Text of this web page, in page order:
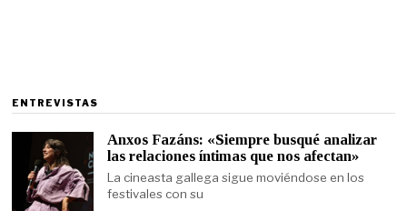
ENTREVISTAS
Anxos Fazáns: «Siempre busqué analizar
las relaciones íntimas que nos afectan»
La cineasta gallega sigue moviéndose en los
festivales con su